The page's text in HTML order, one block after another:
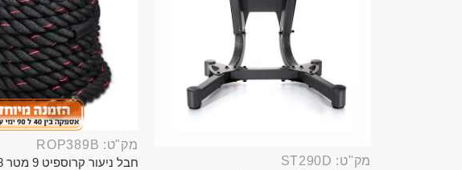
מק"ט: ST290D
מק"ט: ROP389B